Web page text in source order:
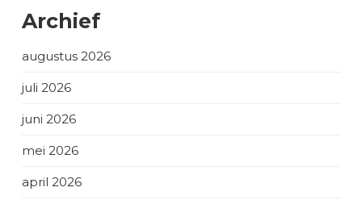
Archief
augustus 2026
juli 2026
juni 2026
mei 2026
april 2026